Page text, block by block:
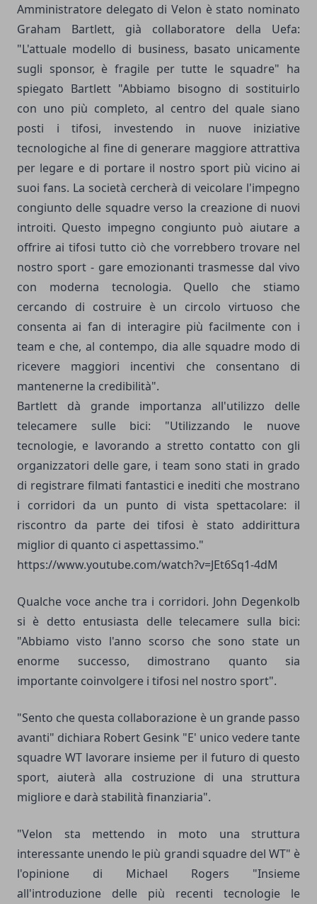
Amministratore delegato di Velon è stato nominato
Graham Bartlett, già collaboratore della Uefa:
"L'attuale modello di business, basato unicamente
sugli sponsor, è fragile per tutte le squadre" ha
spiegato Bartlett "Abbiamo bisogno di sostituirlo
con uno più completo, al centro del quale siano
posti i tifosi, investendo in nuove iniziative
tecnologiche al fine di generare maggiore attrattiva
per legare e di portare il nostro sport più vicino ai
suoi fans. La società cercherà di veicolare l'impegno
congiunto delle squadre verso la creazione di nuovi
introiti. Questo impegno congiunto può aiutare a
offrire ai tifosi tutto ciò che vorrebbero trovare nel
nostro sport - gare emozionanti trasmesse dal vivo
con moderna tecnologia. Quello che stiamo
cercando di costruire è un circolo virtuoso che
consenta ai fan di interagire più facilmente con i
team e che, al contempo, dia alle squadre modo di
ricevere maggiori incentivi che consentano di
mantenerne la credibilità".
Bartlett dà grande importanza all'utilizzo delle
telecamere sulle bici: "Utilizzando le nuove
tecnologie, e lavorando a stretto contatto con gli
organizzatori delle gare, i team sono stati in grado
di registrare filmati fantastici e inediti che mostrano
i corridori da un punto di vista spettacolare: il
riscontro da parte dei tifosi è stato addirittura
miglior di quanto ci aspettassimo."
https://www.youtube.com/watch?v=JEt6Sq1-4dM
Qualche voce anche tra i corridori. John Degenkolb
si è detto entusiasta delle telecamere sulla bici:
"Abbiamo visto l'anno scorso che sono state un
enorme successo, dimostrano quanto sia
importante coinvolgere i tifosi nel nostro sport".
"Sento che questa collaborazione è un grande passo
avanti" dichiara Robert Gesink "E' unico vedere tante
squadre WT lavorare insieme per il futuro di questo
sport, aiuterà alla costruzione di una struttura
migliore e darà stabilità finanziaria".
"Velon sta mettendo in moto una struttura
interessante unendo le più grandi squadre del WT" è
l'opinione di Michael Rogers "Insieme
all'introduzione delle più recenti tecnologie le